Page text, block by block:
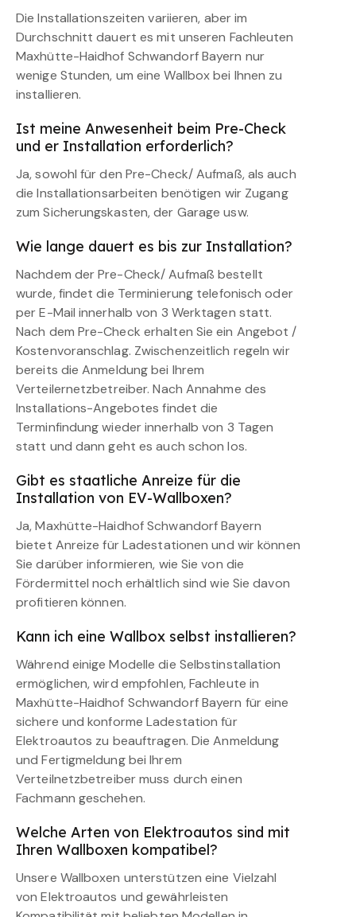
Die Installationszeiten variieren, aber im
Durchschnitt dauert es mit unseren Fachleuten
Maxhütte-Haidhof Schwandorf Bayern nur
wenige Stunden, um eine Wallbox bei Ihnen zu
installieren.
Ist meine Anwesenheit beim Pre-Check
und er Installation erforderlich?
Ja, sowohl für den Pre-Check/ Aufmaß, als auch
die Installationsarbeiten benötigen wir Zugang
zum Sicherungskasten, der Garage usw.
Wie lange dauert es bis zur Installation?
Nachdem der Pre-Check/ Aufmaß bestellt
wurde, findet die Terminierung telefonisch oder
per E-Mail innerhalb von 3 Werktagen statt.
Nach dem Pre-Check erhalten Sie ein Angebot /
Kostenvoranschlag. Zwischenzeitlich regeln wir
bereits die Anmeldung bei Ihrem
Verteilernetzbetreiber. Nach Annahme des
Installations-Angebotes findet die
Terminfindung wieder innerhalb von 3 Tagen
statt und dann geht es auch schon los.
Gibt es staatliche Anreize für die
Installation von EV-Wallboxen?
Ja, Maxhütte-Haidhof Schwandorf Bayern
bietet Anreize für Ladestationen und wir können
Sie darüber informieren, wie Sie von die
Fördermittel noch erhältlich sind wie Sie davon
profitieren können.
Kann ich eine Wallbox selbst installieren?
Während einige Modelle die Selbstinstallation
ermöglichen, wird empfohlen, Fachleute in
Maxhütte-Haidhof Schwandorf Bayern für eine
sichere und konforme Ladestation für
Elektroautos zu beauftragen. Die Anmeldung
und Fertigmeldung bei Ihrem
Verteilnetzbetreiber muss durch einen
Fachmann geschehen.
Welche Arten von Elektroautos sind mit
Ihren Wallboxen kompatibel?
Unsere Wallboxen unterstützen eine Vielzahl
von Elektroautos und gewährleisten